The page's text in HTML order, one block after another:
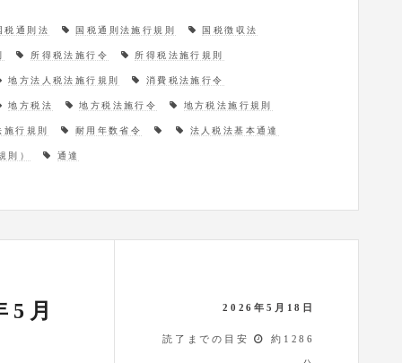
税通則法 国税通則法施行規則 国税徴収法
所得税法施行令 所得税法施行規則
地方法人税法施行規則 消費税法施行令
地方税法 地方税法施行令 地方税法施行規則
行規則 耐用年数省令 法人税法基本通達
則） 通達
月 2026年5月18日
読了までの目安 約1286